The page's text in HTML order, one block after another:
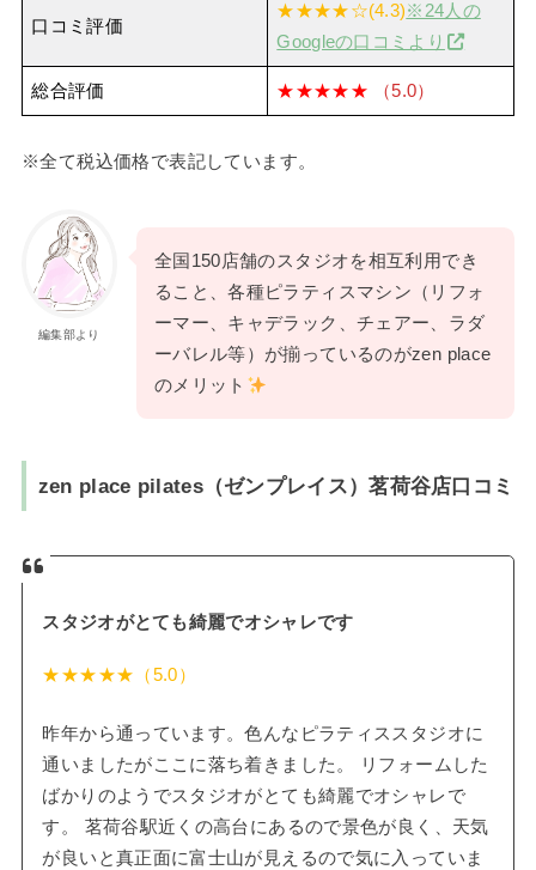
口コミ評価
★★★★☆(4.3)※24人の
Googleの口コミより
総合評価 ★★★★★ （5.0）
※全て税込価格で表記しています。
編集部より
全国150店舗のスタジオを相互利用でき
ること、各種ピラティスマシン（リフォ
ーマー、キャデラック、チェアー、ラダ
ーバレル等）が揃っているのがzen place
のメリット
zen place pilates（ゼンプレイス）茗荷谷店口コミ
スタジオがとても綺麗でオシャレです
★★★★★（5.0）
昨年から通っています。色んなピラティススタジオに
通いましたがここに落ち着きました。 リフォームした
ばかりのようでスタジオがとても綺麗でオシャレで
す。 茗荷谷駅近くの高台にあるので景色が良く、天気
が良いと真正面に富士山が見えるので気に入っていま